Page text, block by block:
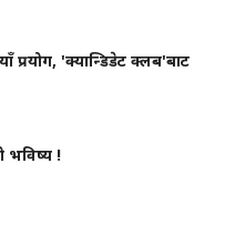
प्रयोग, 'क्यान्डिडेट क्लब'बाट
भविष्य !